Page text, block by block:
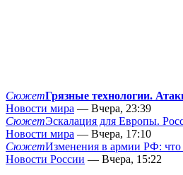
СюжетГрязные технологии.
Новости мира — Вчера, 23:39
СюжетЭскалация для Европы.
Новости мира — Вчера, 17:10
СюжетИзменения в армии РФ: что
Новости России — Вчера, 15:22